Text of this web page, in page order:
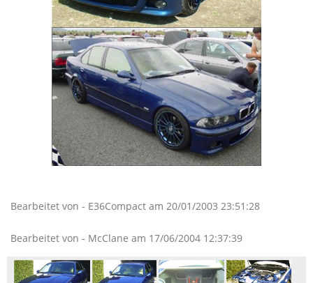
Bearbeitet von - E36Compact am 20/01/2003 23:51:28
Bearbeitet von - McClane am 17/06/2004 12:37:39